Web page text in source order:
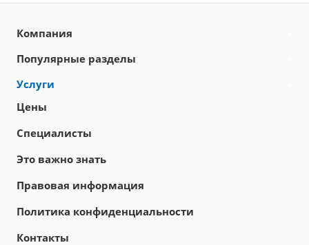
Компания
Популярные разделы
Услуги
Цены
Специалисты
Это важно знать
Правовая информация
Политика конфиденциальности
Контакты